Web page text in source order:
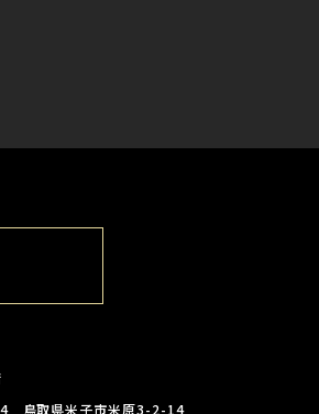
鳥取県米子市米原3-2-14